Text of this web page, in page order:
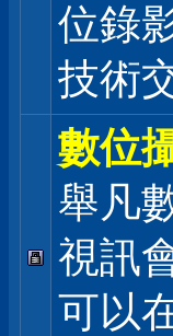
位錄
技術
數位
舉凡
視訊
可以